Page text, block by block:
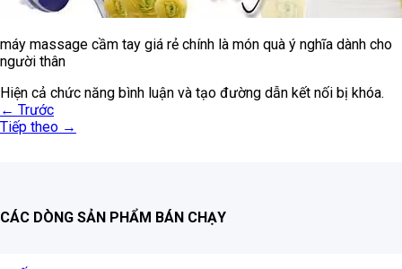
máy massage cầm tay giá rẻ chính là món quà ý nghĩa dành cho
người thân
Hiện cả chức năng bình luận và tạo đường dẫn kết nối bị khóa.
← Trước
Tiếp theo →
CÁC DÒNG SẢN PHẨM BÁN CHẠY